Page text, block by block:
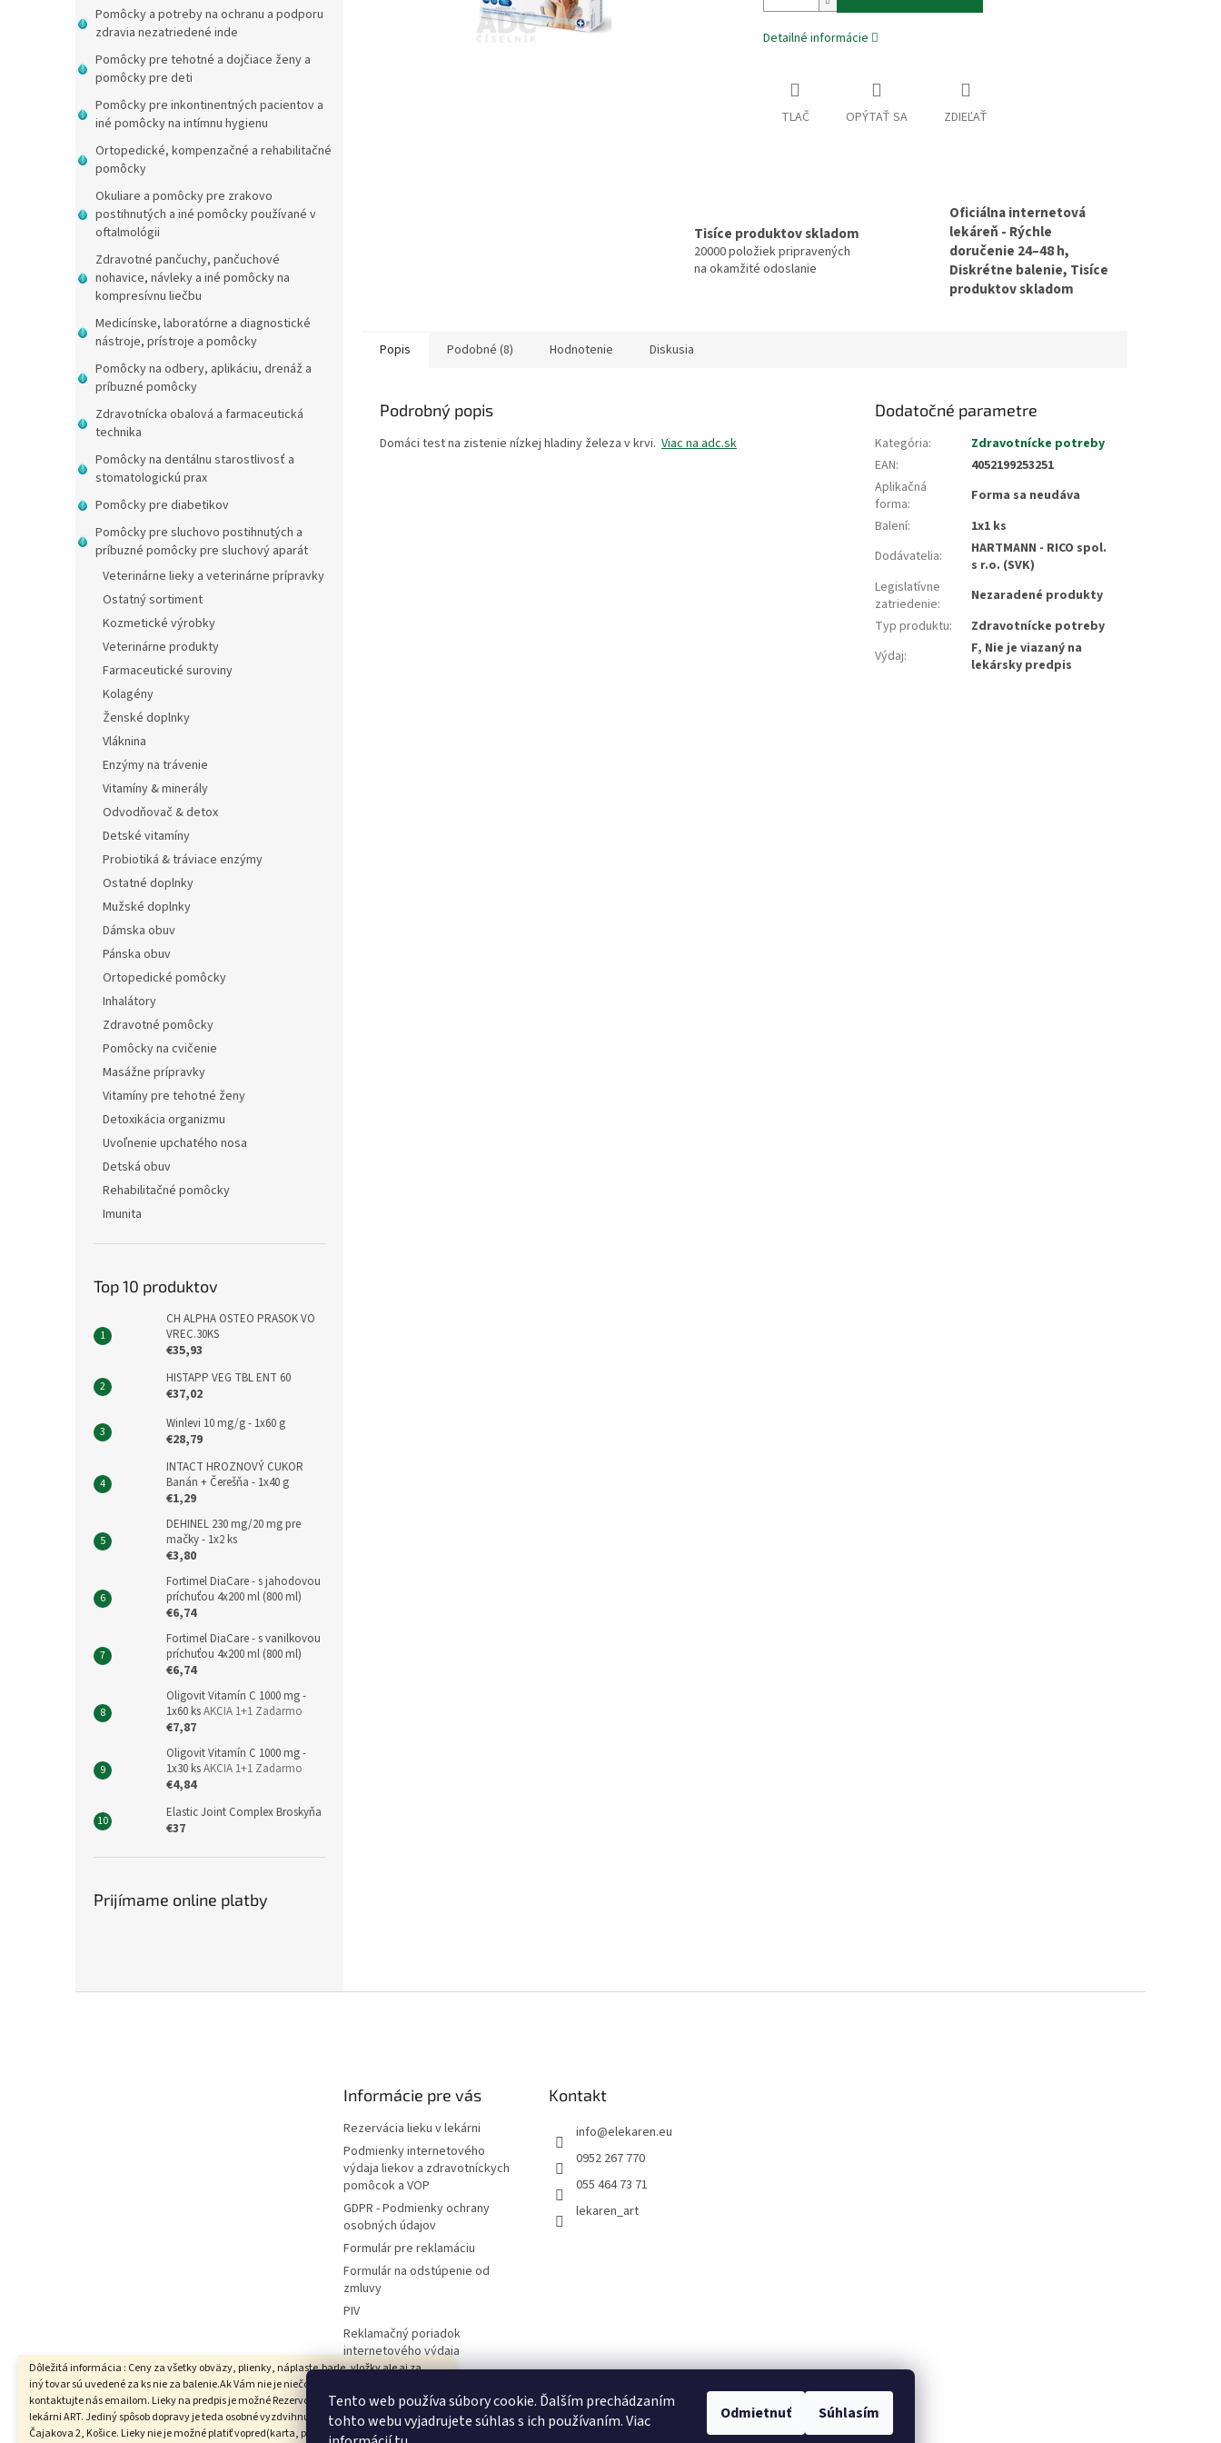
Tento web používa súbory cookie. Ďalším prechádzaním
tohto webu vyjadrujete súhlas s ich používaním. Viac
Odmietnuť Súhlasím
Dôležitá informácia : Ceny za všetky obväzy, plienky, náplaste,barle, vložky ale aj za
iný tovar sú uvedené za ks nie za balenie.Ak Vám nie je niečo jasné prosím
kontaktujte nás emailom. Lieky na predpis je možné Rezervovať iba s vyzdvihnutím v
lekárni ART. Jediný spôsob dopravy je teda osobné vyzdvihnutie v Lekárni ART,
Čajakova 2, Košice. Lieky nie je možné platiť vopred(karta, prevod ani dobierka),
Pomôcky a potreby na ochranu a podporu
zdravia nezatriedené inde
Pomôcky pre tehotné a dojčiace ženy a
pomôcky pre deti
Pomôcky pre inkontinentných pacientov a
iné pomôcky na intímnu hygienu
Ortopedické, kompenzačné a rehabilitačné
pomôcky
Okuliare a pomôcky pre zrakovo
postihnutých a iné pomôcky používané v
oftalmológii
Zdravotné pančuchy, pančuchové
nohavice, návleky a iné pomôcky na
kompresívnu liečbu
Medicínske, laboratórne a diagnostické
nástroje, prístroje a pomôcky
Pomôcky na odbery, aplikáciu, drenáž a
príbuzné pomôcky
Zdravotnícka obalová a farmaceutická
technika
Pomôcky na dentálnu starostlivosť a
stomatologickú prax
Pomôcky pre diabetikov
Pomôcky pre sluchovo postihnutých a
príbuzné pomôcky pre sluchový aparát
Veterinárne lieky a veterinárne prípravky
Ostatný sortiment
Kozmetické výrobky
Veterinárne produkty
Farmaceutické suroviny
Kolagény
Ženské doplnky
Vláknina
Enzýmy na trávenie
Vitamíny & minerály
Odvodňovač & detox
Detské vitamíny
Probiotiká & tráviace enzýmy
Ostatné doplnky
Mužské doplnky
Dámska obuv
Pánska obuv
Ortopedické pomôcky
Inhalátory
Zdravotné pomôcky
Pomôcky na cvičenie
Masážne prípravky
Vitamíny pre tehotné ženy
Detoxikácia organizmu
Uvoľnenie upchatého nosa
Detská obuv
Rehabilitačné pomôcky
Imunita
Top 10 produktov
CH ALPHA OSTEO PRASOK VO
VREC.30KS
€35,93
HISTAPP VEG TBL ENT 60
€37,02
Winlevi 10 mg/g - 1x60 g
€28,79
INTACT HROZNOVÝ CUKOR
Banán + Čerešňa - 1x40 g
€1,29
DEHINEL 230 mg/20 mg pre
mačky - 1x2 ks
€3,80
Fortimel DiaCare - s jahodovou
príchuťou 4x200 ml (800 ml)
€6,74
Fortimel DiaCare - s vanilkovou
príchuťou 4x200 ml (800 ml)
€6,74
Oligovit Vitamín C 1000 mg -
1x60 ksAKCIA 1+1 Zadarmo
€7,87
Oligovit Vitamín C 1000 mg -
1x30 ksAKCIA 1+1 Zadarmo
€4,84
Elastic Joint Complex Broskyňa
€37
Prijímame online platby
Detailné informácie
TLAČ OPÝTAŤ SA ZDIEĽAŤ
Tisíce produktov skladom
20000 položiek pripravených
na okamžité odoslanie
Oficiálna internetová
lekáreň - Rýchle
doručenie 24–48 h,
Diskrétne balenie, Tisíce
produktov skladom
Popis Podobné (8) Hodnotenie Diskusia
Podrobný popis
Domáci test na zistenie nízkej hladiny železa v krvi. Viac na adc.sk
Dodatočné parametre
Kategória:
Zdravotnícke potreby
EAN:
4052199253251
Aplikačná
forma:
Forma sa neudáva
Balení:
1x1 ks
Dodávatelia:
HARTMANN - RICO spol.
s r.o. (SVK)
Legislatívne
zatriedenie:
Nezaradené produkty
Typ produktu:
Zdravotnícke potreby
Výdaj:
F, Nie je viazaný na
lekársky predpis
Informácie pre vás
Rezervácia lieku v lekárni
Podmienky internetového
výdaja liekov a zdravotníckych
pomôcok a VOP
GDPR - Podmienky ochrany
osobných údajov
Formulár pre reklamáciu
Formulár na odstúpenie od
zmluvy
PIV
Reklamačný poriadok
internetového výdaja
Hodnotenie obchodu
Moja objednávka
Kontakt
info@elekaren.eu
0952 267 770
055 464 73 71
lekaren_art